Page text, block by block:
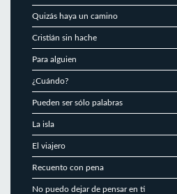
Quizás haya un camino
Cristián sin hache
Para alguien
¿Cuándo?
Pueden ser sólo palabras
La isla
El viajero
Recuento con pena
No puedo dejar de pensar en ti